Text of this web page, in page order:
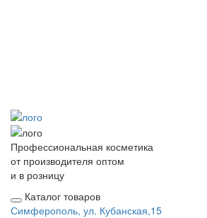
Профессиональная косметика
от производителя оптом
и в розницу
Каталог товаров
Симферополь, ул. Кубанская,15